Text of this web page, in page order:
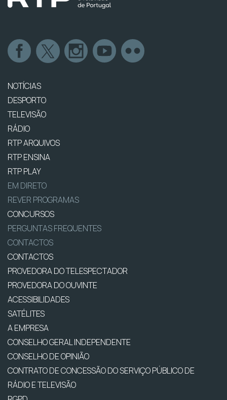
NOTÍCIAS
DESPORTO
TELEVISÃO
RÁDIO
RTP ARQUIVOS
RTP ENSINA
RTP PLAY
EM DIRETO
REVER PROGRAMAS
CONCURSOS
PERGUNTAS FREQUENTES
CONTACTOS
CONTACTOS
PROVEDORA DO TELESPECTADOR
PROVEDORA DO OUVINTE
ACESSIBILIDADES
SATÉLITES
A EMPRESA
CONSELHO GERAL INDEPENDENTE
CONSELHO DE OPINIÃO
CONTRATO DE CONCESSÃO DO SERVIÇO PÚBLICO DE
RÁDIO E TELEVISÃO